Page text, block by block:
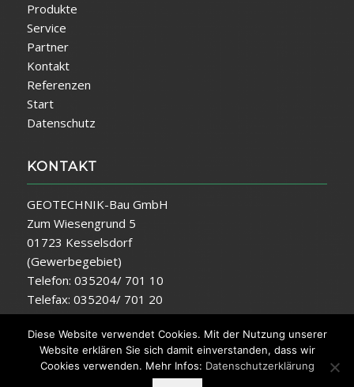
Produkte
Service
Partner
Kontakt
Referenzen
Start
Datenschutz
KONTAKT
GEOTECHNIK-Bau GmbH
Zum Wiesengrund 5
01723 Kesselsdorf
(Gewerbegebiet)
Telefon: 035204/ 701 10
Telefax: 035204/ 701 20
E-Mail:info@geotechnik-bau.de
Diese Website verwendet Cookies. Mit der Nutzung unserer
Website erklären Sie sich damit einverstanden, dass wir
Cookies verwenden. Mehr Infos: Datenschutzerklärung